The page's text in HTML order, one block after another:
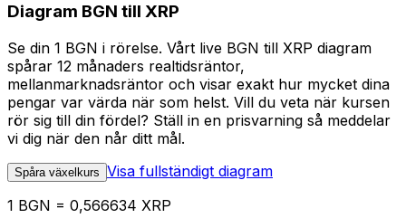
Diagram BGN till XRP
Se din 1 BGN i rörelse. Vårt live BGN till XRP diagram
spårar 12 månaders realtidsräntor,
mellanmarknadsräntor och visar exakt hur mycket dina
pengar var värda när som helst. Vill du veta när kursen
rör sig till din fördel? Ställ in en prisvarning så meddelar
vi dig när den når ditt mål.
Spåra växelkurs Visa fullständigt diagram
1 BGN = 0,566634 XRP